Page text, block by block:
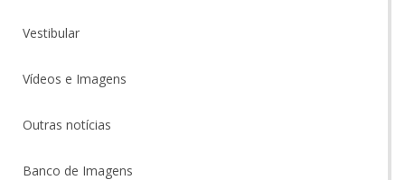
Vestibular
Vídeos e Imagens
Outras notícias
Banco de Imagens